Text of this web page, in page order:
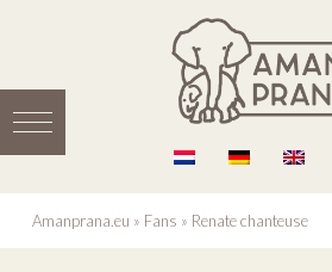
Amanprana.eu » Fans » Renate chanteuse